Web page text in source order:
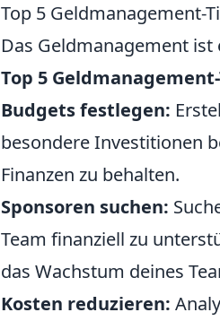
Top 5 Geldmanagement-
Das Geldmanagement ist
Top 5
Budgets festlegen:
besondere Investitionen
Finanzen zu behalten.
Sponsoren suchen:
Team finanziell zu
das Wachstum deines
Kosten reduzieren: